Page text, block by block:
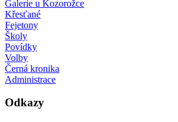
Galerie u Kozorožce
Křesťané
Fejetony
Školy
Povídky
Volby
Černá kronika
Administrace
Odkazy